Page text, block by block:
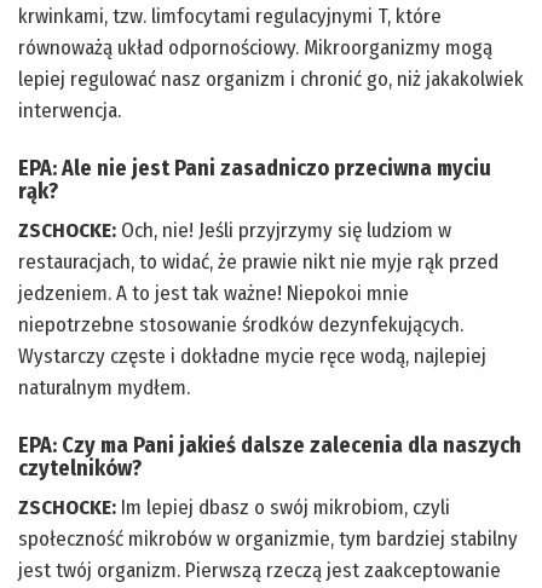
krwinkami, tzw. limfocytami regulacyjnymi T, które
równoważą układ odpornościowy. Mikroorganizmy mogą
lepiej regulować nasz organizm i chronić go, niż jakakolwiek
interwencja.
EPA: Ale nie jest Pani zasadniczo przeciwna myciu
rąk?
ZSCHOCKE: Och, nie! Jeśli przyjrzymy się ludziom w
restauracjach, to widać, że prawie nikt nie myje rąk przed
jedzeniem. A to jest tak ważne! Niepokoi mnie
niepotrzebne stosowanie środków dezynfekujących.
Wystarczy częste i dokładne mycie ręce wodą, najlepiej
naturalnym mydłem.
EPA: Czy ma Pani jakieś dalsze zalecenia dla naszych
czytelników?
ZSCHOCKE: Im lepiej dbasz o swój mikrobiom, czyli
społeczność mikrobów w organizmie, tym bardziej stabilny
jest twój organizm. Pierwszą rzeczą jest zaakceptowanie